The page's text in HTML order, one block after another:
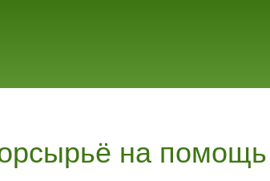
на помощь